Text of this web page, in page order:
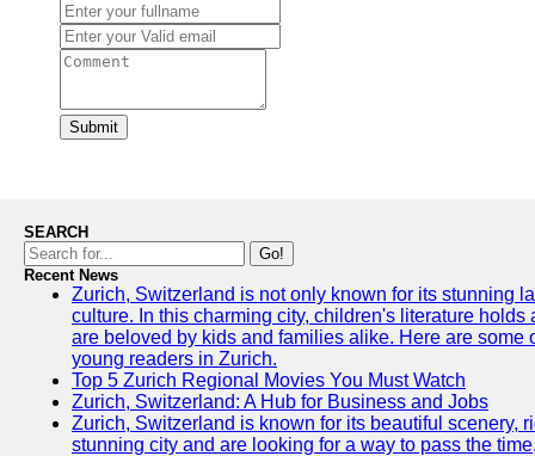
Submit
SEARCH
Go!
Recent News
Zurich, Switzerland is not only known for its stunning
culture. In this charming city, children's literature
are beloved by kids and families alike. Here are
young readers in Zurich.
Top 5 Zurich Regional Movies You Must Watch
Zurich, Switzerland: A Hub for Business and Jobs
Zurich, Switzerland is known for its beautiful scenery,
stunning city and are looking for a way to pass the